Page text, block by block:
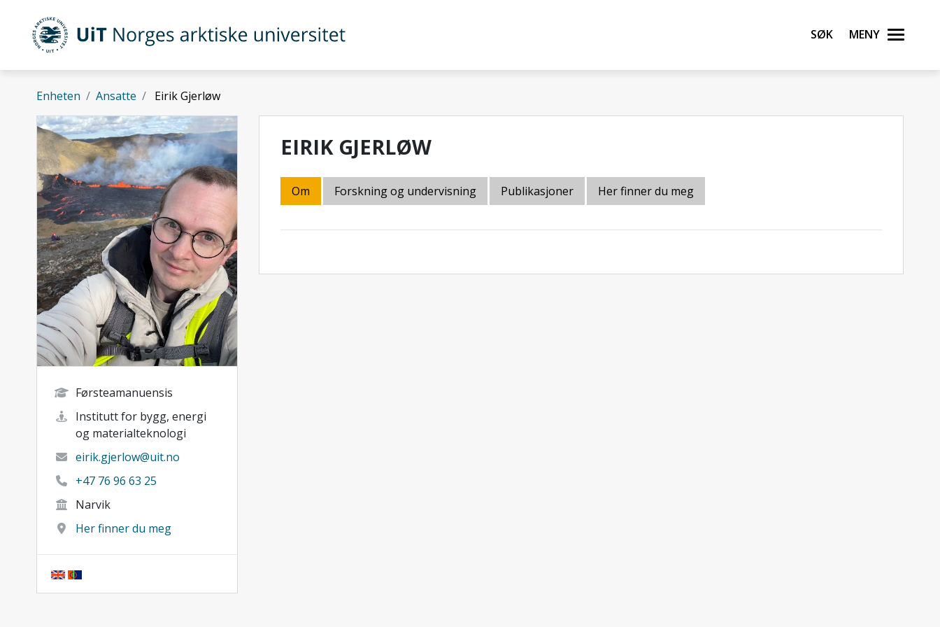
Gå til hovedinnhold
UiT Norges arktiske universitet Søk Meny
Enheten Ansatte Eirik Gjerløw
Førsteamanuensis
Institutt for bygg, energi
og materialteknologi
eirik.gjerlow@uit.no
+47 76 96 63 25
Narvik
Her finner du meg
EIRIK GJERLØW
Om Forskning og undervisning Publikasjoner Her finner du meg